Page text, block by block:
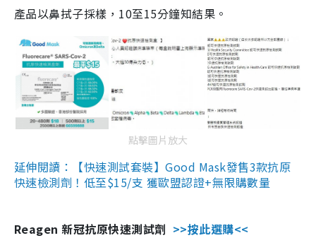
產品以鼻拭子採樣，10至15分鐘知結果。
點擊圖片放大
延伸閱讀：【快速測試套裝】Good Mask發售3款抗原
快速檢測劑！低至$15/支 獲歐盟認證+無限購數量
Reagen 新冠抗原快速測試劑 >>按此選購<<